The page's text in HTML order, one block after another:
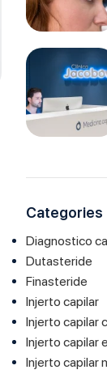
Categories
Diagnostico
Dutasteride
Finasteride
Injerto capilar
Injerto capilar
Injerto capilar
Injerto capilar